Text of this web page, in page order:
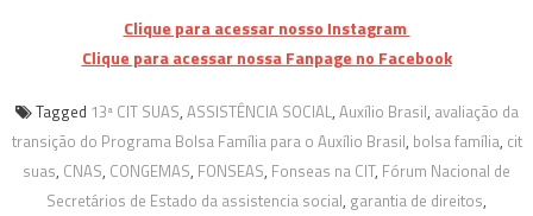
Clique para acessar nosso Instagram
Clique para acessar nossa Fanpage no Facebook
Tagged 13ª CIT SUAS, ASSISTÊNCIA SOCIAL, Auxílio Brasil, avaliação da
transição do Programa Bolsa Família para o Auxílio Brasil, bolsa família, cit
suas, CNAS, CONGEMAS, FONSEAS, Fonseas na CIT, Fórum Nacional de
Secretários de Estado da assistencia social, garantia de direitos,